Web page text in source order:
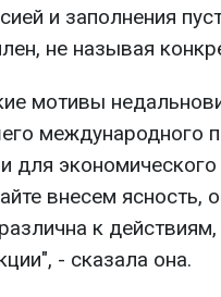
и заполнения
не называя
мотивы
международного
для
внесем ясность,
к
- сказала она.